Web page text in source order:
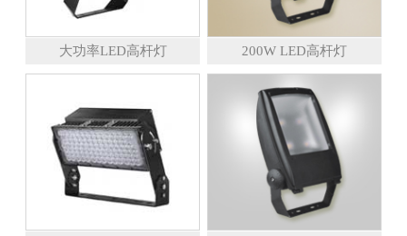
大功率LED高杆灯 200W LED高杆灯